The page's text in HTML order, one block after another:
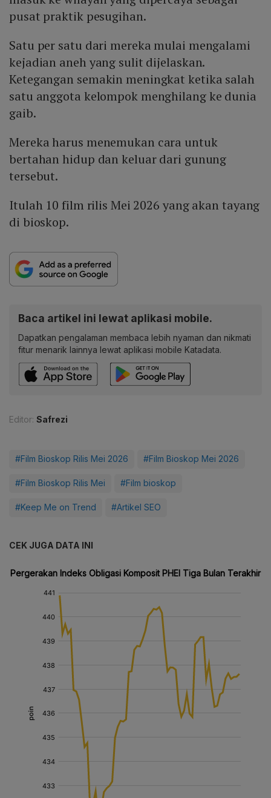
pusat praktik pesugihan.
Satu per satu dari mereka mulai mengalami
kejadian aneh yang sulit dijelaskan.
Ketegangan semakin meningkat ketika salah
satu anggota kelompok menghilang ke dunia
gaib.
Mereka harus menemukan cara untuk
bertahan hidup dan keluar dari gunung
tersebut.
Itulah 10 film rilis Mei 2026 yang akan tayang
di bioskop.
Baca artikel ini lewat aplikasi mobile.
Dapatkan pengalaman membaca lebih nyaman dan nikmati
fitur menarik lainnya lewat aplikasi mobile Katadata.
Editor: Safrezi
#Film Bioskop Rilis Mei 2026 #Film Bioskop Mei 2026
#Film Bioskop Rilis Mei #Film bioskop
#Keep Me on Trend #Artikel SEO
CEK JUGA DATA INI